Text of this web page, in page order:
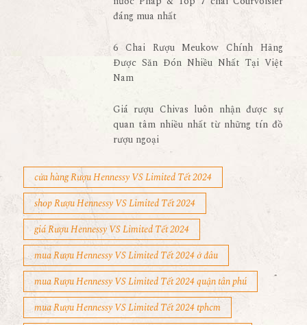
đáng mua nhất
6 Chai Rượu Meukow Chính Hãng
Được Săn Đón Nhiều Nhất Tại Việt
Nam
Giá rượu Chivas luôn nhận được sự
quan tâm nhiều nhất từ những tín đồ
rượu ngoại
cửa hàng Rượu Hennessy VS Limited Tết 2024
shop Rượu Hennessy VS Limited Tết 2024
giá Rượu Hennessy VS Limited Tết 2024
mua Rượu Hennessy VS Limited Tết 2024 ở đâu
mua Rượu Hennessy VS Limited Tết 2024 quận tân phú
mua Rượu Hennessy VS Limited Tết 2024 tphcm